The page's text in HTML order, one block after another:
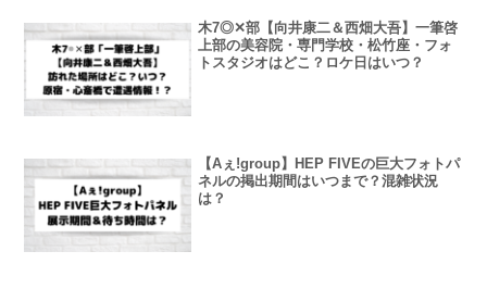
木7◎✕部【向井康二＆西畑大吾】一筆啓
上部の美容院・専門学校・松竹座・フォ
トスタジオはどこ？ロケ日はいつ？
【Aぇ!group】HEP FIVEの巨大フォトパ
ネルの掲出期間はいつまで？混雑状況
は？